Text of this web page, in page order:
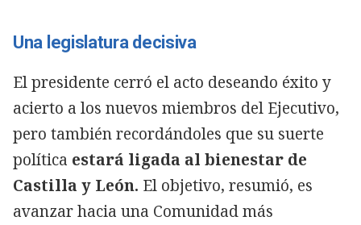
Una legislatura decisiva
El presidente cerró el acto deseando éxito y
acierto a los nuevos miembros del Ejecutivo,
pero también recordándoles que su suerte
política estará ligada al bienestar de
Castilla y León. El objetivo, resumió, es
avanzar hacia una Comunidad más